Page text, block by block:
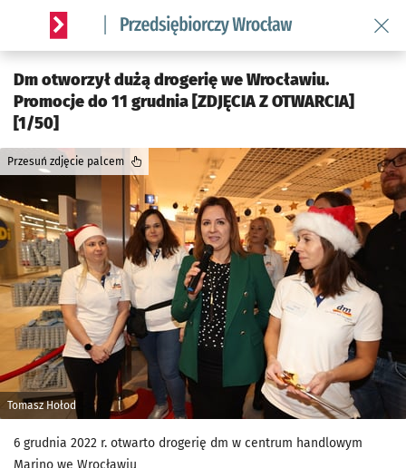
Serwis informacyjny wroclaw.pl podserwis: Strategia
Dm otworzył dużą drogerię we Wrocławiu.
Promocje do 11 grudnia [ZDJĘCIA Z OTWARCIA]
[1/50]
Tomasz Hołod
Przesuń zdjęcie palcem
6 grudnia 2022 r. otwarto drogerię dm w centrum handlowym
Marino we Wrocławiu